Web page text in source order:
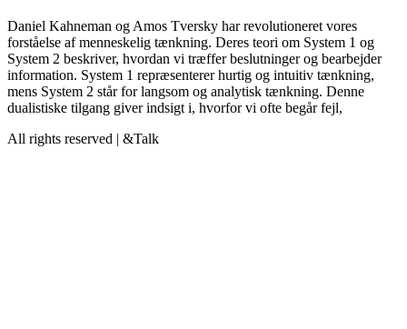
Daniel Kahneman og Amos Tversky har revolutioneret vores
forståelse af menneskelig tænkning. Deres teori om System 1 og
System 2 beskriver, hvordan vi træffer beslutninger og bearbejder
information. System 1 repræsenterer hurtig og intuitiv tænkning,
mens System 2 står for langsom og analytisk tænkning. Denne
dualistiske tilgang giver indsigt i, hvorfor vi ofte begår fejl,
All rights reserved | &Talk